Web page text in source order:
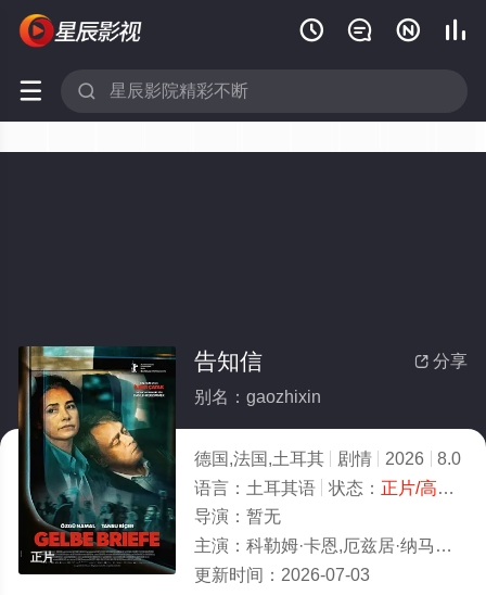
   
 
正片
 分享
告知信
别名：gaozhixin
德国,法国,土耳其 剧情 2026
8.0
语言： 土耳其语 状态： 正片/高清
导演： 暂无
主演： 科勒姆·卡恩,厄兹居·纳马尔,希尔·艾罗格路,坦苏·比切尔,阿齐兹·扎普库尔特,Ömer·Filikci,Ipek·Seyalioglu
更新时间： 2026-07-03